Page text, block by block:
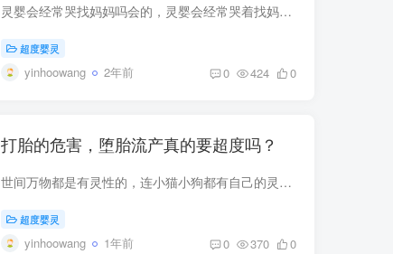
灵婴会经常哭找妈妈吗会的，灵婴会经常哭着找妈妈。这是毋庸置疑的！因为婴灵会根据血缘关系，找到自己的妈妈，因为作为女性，如果你有孩子，你就会知道，你现世中的孩子，都会依赖妈妈。回到家...
超度婴灵
yinhoowang 2年前 0 424 0
打胎的危害，堕胎流产真的要超度吗？
世间万物都是有灵性的，连小猫小狗都有自己的灵识，那些堕胎流产的婴灵当然也是会有灵性，只是不能够表达而已。而且堕胎的婴灵较多都是怨恨深重，一般对于妈妈们所做的事都是积攒自己的怨恨，很...
超度婴灵
yinhoowang 1年前 0 370 0